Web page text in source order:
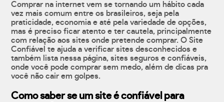
Comprar na internet vem se tornando um hábito cada
vez mais comum entre os brasileiros, seja pela
praticidade, economia e até pela variedade de opções,
mas é preciso ficar atento e ter cautela, principalmente
com relação aos sites onde pretende comprar. O Site
Confiável te ajuda a verificar sites desconhecidos e
também lista nessa página, sites seguros e confiáveis,
onde você pode comprar sem medo, além de dicas pra
você não cair em golpes.
Como saber se um site é confiável para